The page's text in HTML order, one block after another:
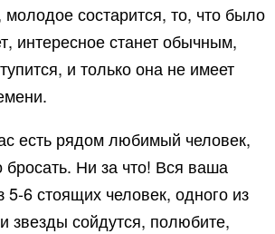
состарится, то, что было
интересное станет обычным,
и только она не имеет
есть рядом любимый человек,
бросать. Ни за что! Вся ваша
5-6 стоящих человек, одного из
звезды сойдутся, полюбите,